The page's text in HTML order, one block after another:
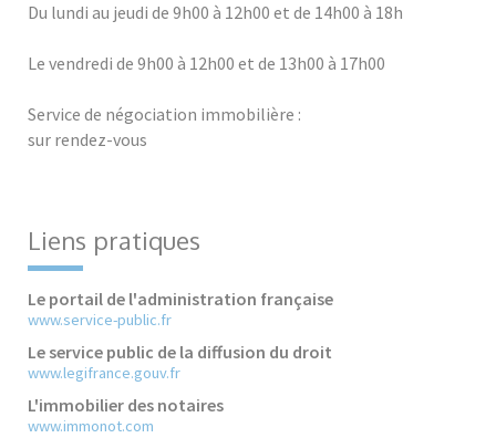
Du lundi au jeudi de 9h00 à 12h00 et de 14h00 à 18h
Le vendredi de 9h00 à 12h00 et de 13h00 à 17h00
Service de négociation immobilière :
sur rendez-vous
Liens pratiques
Le portail de l'administration française
www.service-public.fr
Le service public de la diffusion du droit
www.legifrance.gouv.fr
L'immobilier des notaires
www.immonot.com